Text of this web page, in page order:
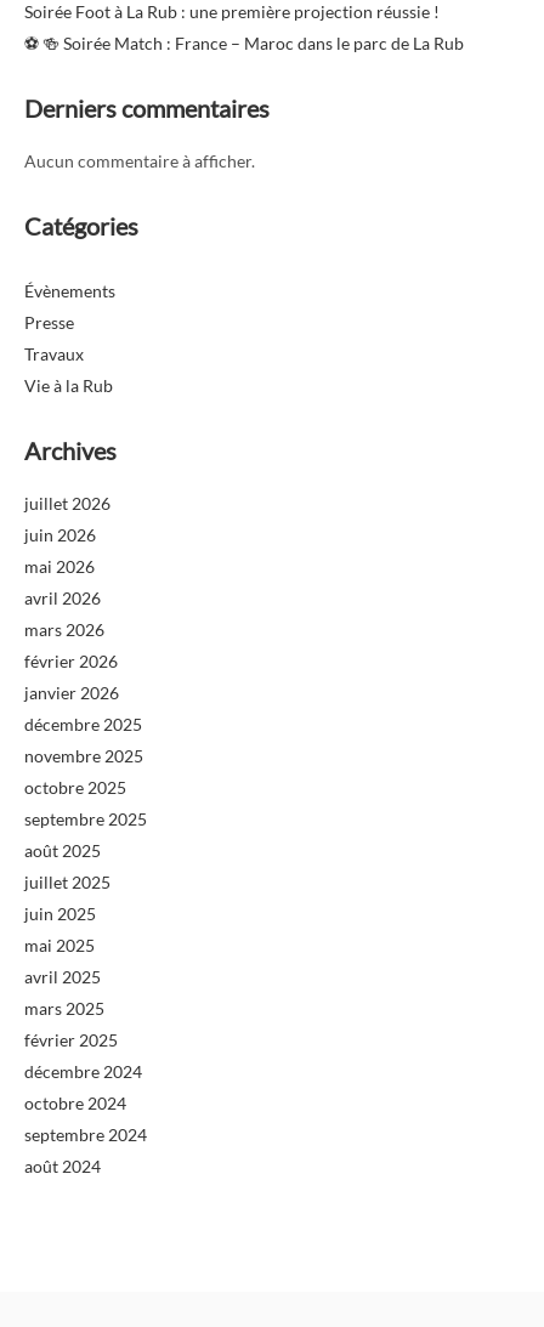
Soirée Foot à La Rub : une première projection réussie !
⚽️ 🍻 Soirée Match : France – Maroc dans le parc de La Rub
Derniers commentaires
Aucun commentaire à afficher.
Catégories
Évènements
Presse
Travaux
Vie à la Rub
Archives
juillet 2026
juin 2026
mai 2026
avril 2026
mars 2026
février 2026
janvier 2026
décembre 2025
novembre 2025
octobre 2025
septembre 2025
août 2025
juillet 2025
juin 2025
mai 2025
avril 2025
mars 2025
février 2025
décembre 2024
octobre 2024
septembre 2024
août 2024